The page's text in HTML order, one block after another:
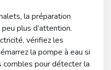
la préparation
plus d’attention.
vérifiez les
la pompe à eau si
combles pour détecter la